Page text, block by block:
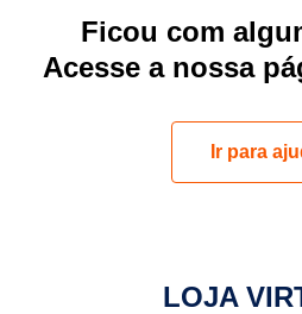
Ficou com
Acesse a nossa
Ir para
LOJA